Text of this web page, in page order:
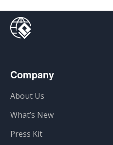
Company
About Us
What’s New
Press Kit